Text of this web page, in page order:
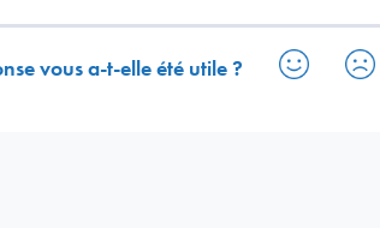
vous a-t-elle été utile ?